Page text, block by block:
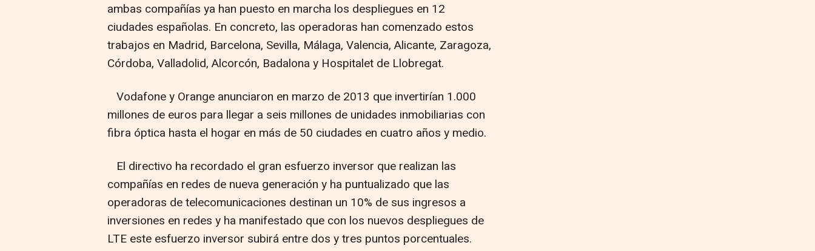
ambas compañías ya han puesto en marcha los despliegues en 12
ciudades españolas. En concreto, las operadoras han comenzado estos
trabajos en Madrid, Barcelona, Sevilla, Málaga, Valencia, Alicante, Zaragoza,
Córdoba, Valladolid, Alcorcón, Badalona y Hospitalet de Llobregat.
Vodafone y Orange anunciaron en marzo de 2013 que invertirían 1.000
millones de euros para llegar a seis millones de unidades inmobiliarias con
fibra óptica hasta el hogar en más de 50 ciudades en cuatro años y medio.
El directivo ha recordado el gran esfuerzo inversor que realizan las
compañías en redes de nueva generación y ha puntualizado que las
operadoras de telecomunicaciones destinan un 10% de sus ingresos a
inversiones en redes y ha manifestado que con los nuevos despliegues de
LTE este esfuerzo inversor subirá entre dos y tres puntos porcentuales.